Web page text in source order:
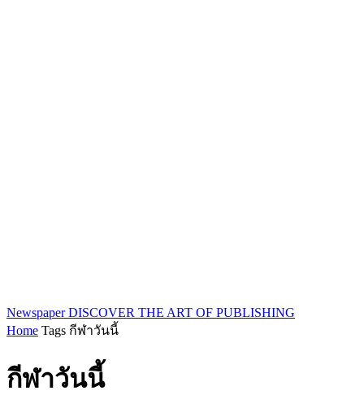
Newspaper DISCOVER THE ART OF PUBLISHING
Home Tags กีฬาวันนี้
กีฬาวันนี้